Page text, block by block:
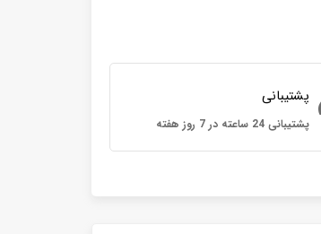
پشتیبانی
پشتیبانی 24 ساعته در 7 روز هفته